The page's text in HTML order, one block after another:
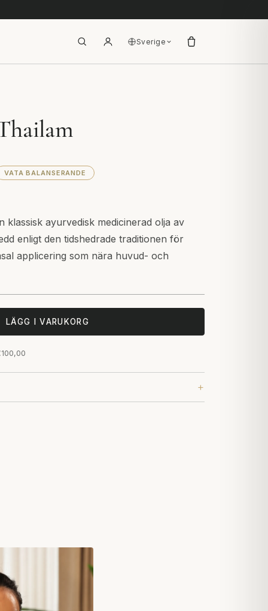
Sverige
VATA BALANSERANDE
klassisk ayurvedisk medicinerad olja av
enligt den tidshedrade traditionen för
applicering som nära huvud- och
LÄGG I VARUKORG